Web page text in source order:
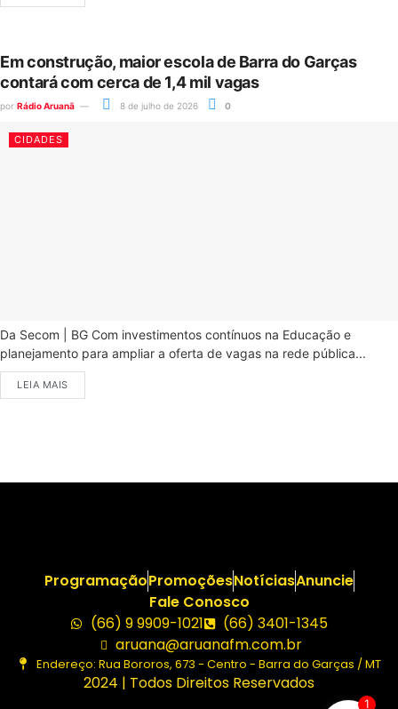
Em construção, maior escola de Barra do Garças
contará com cerca de 1,4 mil vagas
por Rádio Aruanã 8 de julho de 2026 0
CIDADES
Da Secom | BG Com investimentos contínuos na Educação e
planejamento para ampliar a oferta de vagas na rede pública...
LEIA MAIS
ProgramaçãoPromoçõesNotíciasAnuncie
Fale Conosco
(66) 9 9909-1021
(66) 3401-1345
aruana@aruanafm.com.br
Endereço: Rua Bororos, 673 - Centro - Barra do Garças / MT
2024 | Todos Direitos Reservados
1